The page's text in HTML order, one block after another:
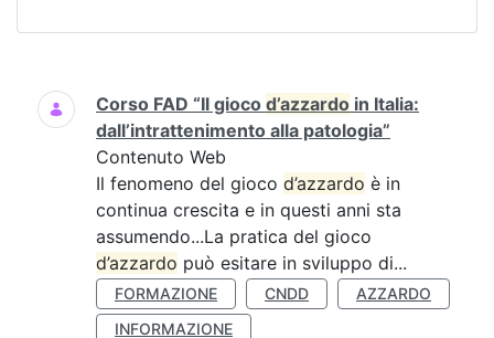
Ricerca
Corso FAD “Il gioco d’azzardo in Italia:
dall’intrattenimento alla patologia”
Contenuto Web
Il fenomeno del gioco d’azzardo è in
continua crescita e in questi anni sta
assumendo...La pratica del gioco
d’azzardo può esitare in sviluppo di...
FORMAZIONE CNDD
AZZARDO
INFORMAZIONE